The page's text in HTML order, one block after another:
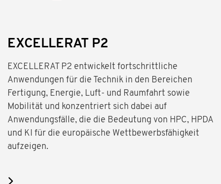
EXCELLERAT P2
EXCELLERAT P2 entwickelt fortschrittliche
Anwendungen für die Technik in den Bereichen
Fertigung, Energie, Luft- und Raumfahrt sowie
Mobilität und konzentriert sich dabei auf
Anwendungsfälle, die die Bedeutung von HPC, HPDA
und KI für die europäische Wettbewerbsfähigkeit
aufzeigen.